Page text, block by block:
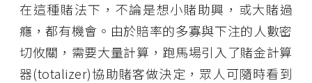
在這種賭法下，不論是想小賭助興，或大賭過
癮，都有機會。由於賠率的多寡與下注的人數密
切攸關，需要大量計算，跑馬場引入了賭金計算
器(totalizer)協助賭客做決定，眾人可隨時看到